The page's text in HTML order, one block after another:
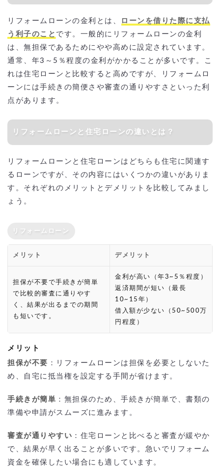
リフォームローンの金利とは、
ローンを借りた際に支払
う利子のこと です。一般的にリフォームローンの金利
は、無担保であるためにやや高めに設定されています。
通常、年3～5％程度の金利がかかることが多いです。こ
れは住宅ローンと比較すると高めですが、リフォームロ
ーンには手続きの簡便さや審査の通りやすさといった利
点があります。
リフォームローンと住宅ローンの違いとは？
リフォームローンと住宅ローンはどちらも住宅に関連す
るローンですが、その内容にはいくつかの違いがありま
す。それぞれのメリットとデメリットを比較してみまし
ょう。
リフォームローン
メリット デメリット
担保が不要で手続きが簡単
で比較的審査に通りやす
く、結果が出るまでの期間
も短いです。
金利が高い（年3~5％程度）
返済期間が短い（最長
10~15年）
借入額が少ない（50~500万
円程度）
メリット
担保が不要 ：リフォームローンは担保を必要としないた
め、自宅に抵当権を設定する手間が省けます。
手続きが簡単 ：無担保のため、手続きが簡単で、書類の
準備や申請がスムーズに進みます。
審査が通りやすい ：住宅ローンと比べると審査が緩やか
で、結果が早く出ることが多いです。急いでリフォーム
資金を確保したい場合にも適しています。